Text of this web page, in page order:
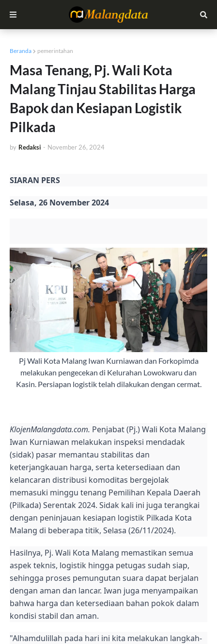
Beranda pemerintahan
Masa Tenang, Pj. Wali Kota
Malang Tinjau Stabilitas Harga
Bapok dan Kesiapan Logistik
Pilkada
by Redaksi - November 26, 2024
SIARAN PERS
Selasa, 26 November 2024
Pj Wali Kota Malang Iwan Kurniawan dan Forkopimda
melakukan pengecekan di Kelurahan Lowokwaru dan
Kasin. Persiapan logistik telah dilakukan dengan cermat.
KlojenMalangdata.com. Penjabat (Pj.) Wali Kota Malang
Iwan Kurniawan melakukan inspeksi mendadak
(sidak) pasar memantau stabilitas dan
keterjangkauan harga, serta ketersediaan dan
kelancaran distribusi komoditas bergejolak
memasuki minggu tenang Pemilihan Kepala Daerah
(Pilkada) Serentak 2024. Sidak kali ini juga terangkai
dengan peninjauan kesiapan logistik Pilkada Kota
Malang di beberapa titik, Selasa (26/11/2024).
Hasilnya, Pj. Wali Kota Malang memastikan semua
aspek teknis, logistik hingga petugas sudah siap,
sehingga proses pemungutan suara dapat berjalan
dengan aman dan lancar. Iwan juga menyampaikan
bahwa harga dan ketersediaan bahan pokok dalam
kondisi stabil dan aman.
"Alhamdulillah pada hari ini kita melakukan langkah-